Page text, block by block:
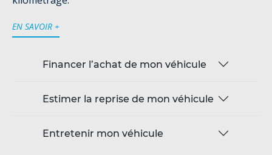
EN SAVOIR +
Financer l’achat de mon véhicule
Estimer la reprise de mon véhicule
Entretenir mon véhicule